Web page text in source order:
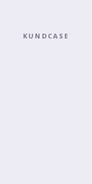
KUNDCASE